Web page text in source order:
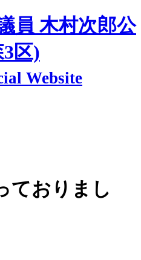
員 木村次郎公
区)
Website
ておりまし